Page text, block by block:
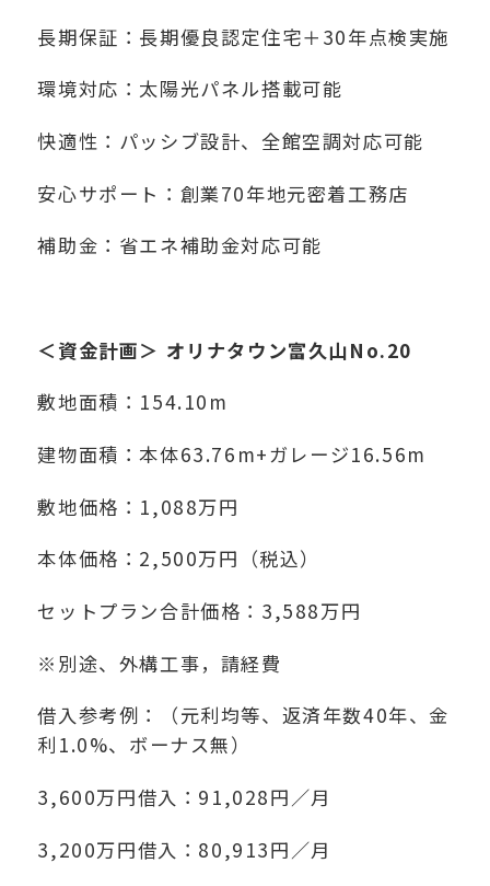
長期保証：長期優良認定住宅＋30年点検実施
環境対応：太陽光パネル搭載可能
快適性：パッシブ設計、全館空調対応可能
安心サポート：創業70年地元密着工務店
補助金：省エネ補助金対応可能
＜資金計画＞ オリナタウン富久山No.20
敷地面積：154.10m
建物面積：本体63.76m+ガレージ16.56m
敷地価格：1,088万円
本体価格：2,500万円（税込）
セットプラン合計価格：3,588万円
※別途、外構工事，請経費
借入参考例：（元利均等、返済年数40年、金
利1.0%、ボーナス無）
3,600万円借入：91,028円／月
3,200万円借入：80,913円／月